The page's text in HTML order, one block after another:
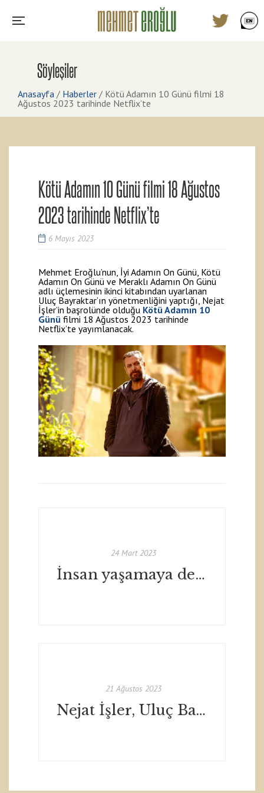
Söyleşiler
Anasayfa / Haberler / Kötü Adamın 10 Günü filmi 18
Ağustos 2023 tarihinde Netflix’te
Kötü Adamın 10 Günü filmi 18 Ağustos
2023 tarihinde Netflix’te
6 Mayıs 2023
Mehmet Eroğlu’nun, İyi Adamın On Günü, Kötü
Adamın On Günü ve Meraklı Adamın On Günü
adlı üçlemesinin ikinci kitabından uyarlanan
Uluç Bayraktar’ın yönetmenliğini yaptığı, Nejat
İşler’in başrolünde olduğu Kötü Adamın 10
Günü filmi 18 Ağustos 2023 tarihinde
Netflix’te yayımlanacak.
24 Mart 2023
İnsan yaşamaya değer mi?
21 Ağustos 2023
Nejat İşler, Uluç Bayraktar ve İlayda Akdoğan'a sorduk: “İyi nedir?” - T24